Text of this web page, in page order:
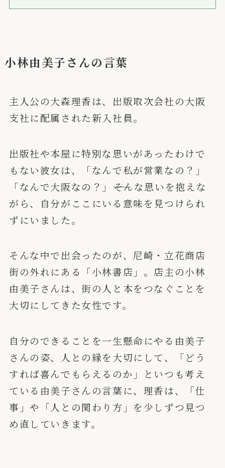
小林由美子さんの言葉
主人公の大森理香は、出版取次会社の大阪
支社に配属された新入社員。
出版社や本屋に特別な思いがあったわけで
もない彼女は、「なんで私が営業なの？」
「なんで大阪なの？」――そんな思いを抱えな
がら、自分がここにいる意味を見つけられ
ずにいました。
そんな中で出会ったのが、尼崎・立花商店
街の外れにある「小林書店」。店主の小林
由美子さんは、街の人と本をつなぐことを
大切にしてきた女性です。
自分のできることを一生懸命にやる由美子
さんの姿、人との縁を大切にして、「どう
すれば喜んでもらえるのか」といつも考え
ている由美子さんの言葉に、理香は、「仕
事」や「人との関わり方」を少しずつ見つ
め直していきます。